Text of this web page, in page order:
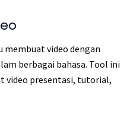
membuat video dengan
berbagai bahasa. Tool ini
video presentasi, tutorial,